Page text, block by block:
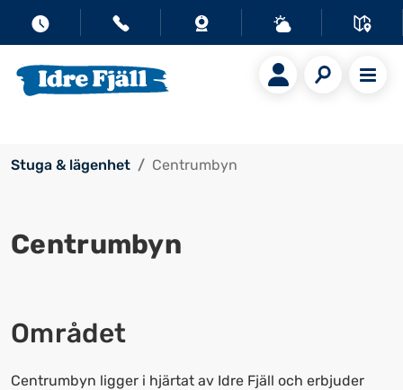
Stuga & lägenhet Centrumbyn
Området
Centrumbyn ligger i hjärtat av Idre Fjäll och erbjuder
Centrumbyn